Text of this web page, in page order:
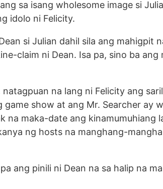
sa isang wholesome image si
idolo ni Felicity.
si Julian dahil sila ang mahigpit
claim ni Dean. Isa pa, sino ba ang
na lang ni Felicity ang
game show at ang Mr. Searcher ay
na maka-date ang kinamumuhiang
ng hosts na manghang-
ang pinili ni Dean na sa halip na